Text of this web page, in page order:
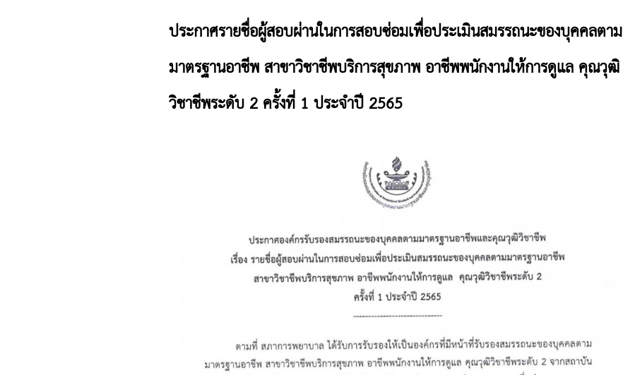
ประกาศรายชื่อผู้สอบผ่านในการสอบซ่อมเพื่อประเมินสมรรถนะของบุคคลตาม
มาตรฐานอาชีพ สาขาวิชาชีพบริการสุขภาพ อาชีพพนักงานให้การดูแล คุณวุฒิ
วิชาชีพระดับ 2 ครั้งที่ 1 ประจำปี 2565